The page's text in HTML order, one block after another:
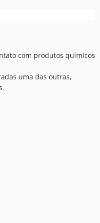
com produtos químicos
uma das outras,